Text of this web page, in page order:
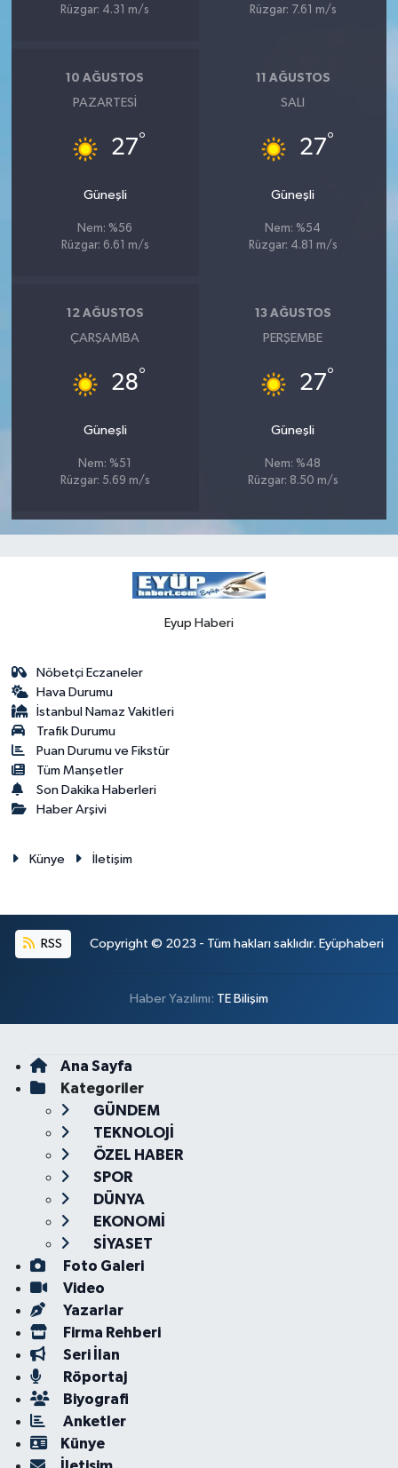
Rüzgar: 4.31 m/s
Rüzgar: 7.61 m/s
10 AĞUSTOS
PAZARTESI
27°
Güneşli
Nem: %56
Rüzgar: 6.61 m/s
11 AĞUSTOS
SALI
27°
Güneşli
Nem: %54
Rüzgar: 4.81 m/s
12 AĞUSTOS
ÇARŞAMBA
28°
Güneşli
Nem: %51
Rüzgar: 5.69 m/s
13 AĞUSTOS
PERŞEMBE
27°
Güneşli
Nem: %48
Rüzgar: 8.50 m/s
Eyup Haberi
Nöbetçi Eczaneler
Hava Durumu
İstanbul Namaz Vakitleri
Trafik Durumu
Puan Durumu ve Fikstür
Tüm Manşetler
Son Dakika Haberleri
Haber Arşivi
Künye İletişim
RSS Copyright © 2023 - Tüm hakları saklıdır. Eyüphaberi
Haber Yazılımı: TE Bilişim
Ana Sayfa
Kategoriler
GÜNDEM
TEKNOLOJİ
ÖZEL HABER
SPOR
DÜNYA
EKONOMİ
SİYASET
Foto Galeri
Video
Yazarlar
Firma Rehberi
Seri İlan
Röportaj
Biyografi
Anketler
Künye